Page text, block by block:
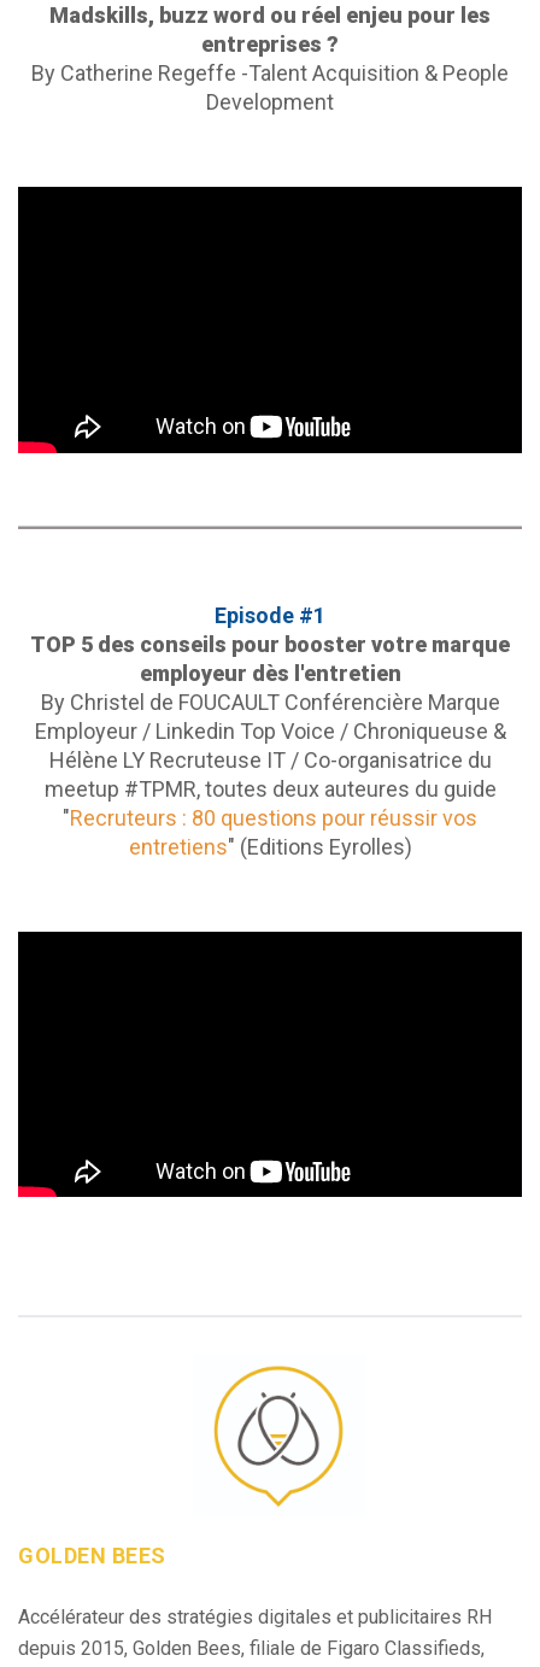
Madskills, buzz word ou réel enjeu pour les
entreprises ?
By Catherine Regeffe -Talent Acquisition & People
Development
Episode #1
TOP 5 des conseils pour booster votre marque
employeur dès l'entretien
By Christel de FOUCAULT Conférencière Marque
Employeur / Linkedin Top Voice / Chroniqueuse &
Hélène LY Recruteuse IT / Co-organisatrice du
meetup #TPMR, toutes deux auteures du guide
"Recruteurs : 80 questions pour réussir vos
entretiens" (Editions Eyrolles)
GOLDEN BEES
Accélérateur des stratégies digitales et publicitaires RH
depuis 2015, Golden Bees, filiale de Figaro Classifieds,